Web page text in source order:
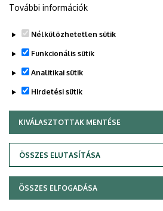
Adatvédelem
Copyright © 2026
További információk
Nélkülözhetetlen sütik
Funkcionális sütik
Analitikai sütik
Hirdetési sütik
KIVÁLASZTOTTAK MENTÉSE
ÖSSZES ELUTASÍTÁSA
WITHDRAW CONSENT
ÖSSZES ELFOGADÁSA